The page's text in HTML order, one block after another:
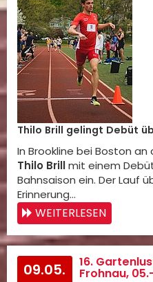
Thilo Brill gelingt Debüt
In Brookline bei Boston
Thilo Brillmit einem
Bahnsaison ein. Der Lauf
Erinnerung…
WEITERLESEN
09.05. 16.
Frohnau,